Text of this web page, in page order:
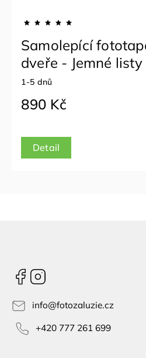
fototapeta na
listy na
Facebook
info@fotozaluzie.cz
+420 777 261 699